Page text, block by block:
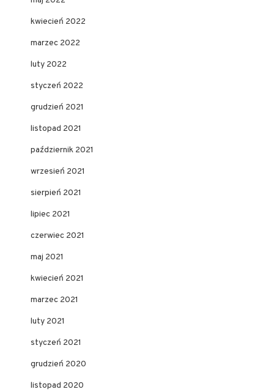
kwiecień 2022
marzec 2022
luty 2022
styczeń 2022
grudzień 2021
listopad 2021
październik 2021
wrzesień 2021
sierpień 2021
lipiec 2021
czerwiec 2021
maj 2021
kwiecień 2021
marzec 2021
luty 2021
styczeń 2021
grudzień 2020
listopad 2020